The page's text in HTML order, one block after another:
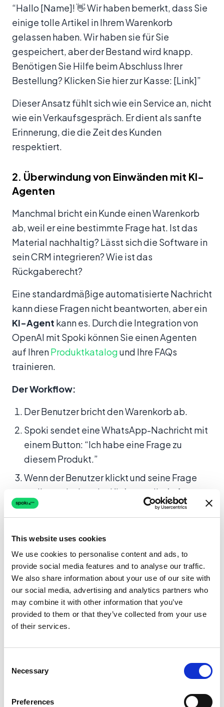
This website uses cookies
We use cookies to personalise content and ads, to
provide social media features and to analyse our traffic.
We also share information about your use of our site with
our social media, advertising and analytics partners who
may combine it with other information that you’ve
provided to them or that they’ve collected from your use
of their services.
Selection
Necessary
Preferences
“Hallo [Name]! 👋 Wir haben bemerkt, dass Sie
einige tolle Artikel in Ihrem Warenkorb
gelassen haben. Wir haben sie für Sie
gespeichert, aber der Bestand wird knapp.
Benötigen Sie Hilfe beim Abschluss Ihrer
Bestellung? Klicken Sie hier zur Kasse: [Link]”
Dieser Ansatz fühlt sich wie ein Service an, nicht
wie ein Verkaufsgespräch. Er dient als sanfte
Erinnerung, die die Zeit des Kunden
respektiert.
2. Überwindung von Einwänden mit KI-
Agenten
Manchmal bricht ein Kunde einen Warenkorb
ab, weil er eine bestimmte Frage hat. Ist das
Material nachhaltig? Lässt sich die Software in
sein CRM integrieren? Wie ist das
Rückgaberecht?
Eine standardmäßige automatisierte Nachricht
kann diese Fragen nicht beantworten, aber ein
KI-Agent kann es. Durch die Integration von
OpenAI mit Spoki können Sie einen Agenten
auf IhrenProduktkatalogund Ihre FAQs
trainieren.
Der Workflow:
Der Benutzer bricht den Warenkorb ab.
Spoki sendet eine WhatsApp-Nachricht mit
einem Button: “Ich habe eine Frage zu
diesem Produkt.”
Wenn der Benutzer klickt und seine Frage
stellt, analysiert der KI-Agent die Anfrage
und gibt sofort eine präzise,
konversationelle Antwort.
Sobald der Zweifel ausgeräumt ist, führt die
KI den Kunden sanft zum Checkout-Link
zurück.
Diese Strategie bekämpft die eigentliche
Ursache des Abbruchs – die Unsicherheit – und
nicht nur das Symptom. Für einen tieferen
Support Center.
3. Die “Lockmittel”-Strategie